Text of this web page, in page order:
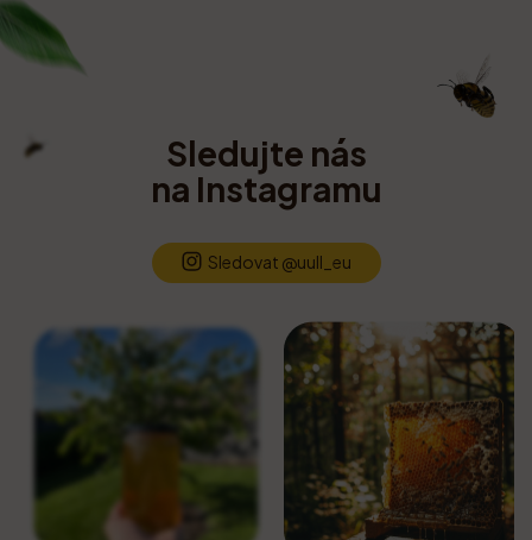
Sledujte nás
na Instagramu
Sledovat @uull_eu